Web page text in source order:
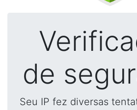
de
Seu IP fez diversas